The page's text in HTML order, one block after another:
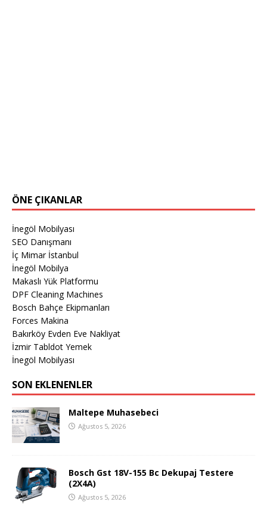
ÖNE ÇIKANLAR
İnegöl Mobilyası
SEO Danışmanı
İç Mimar İstanbul
İnegöl Mobilya
Makaslı Yük Platformu
DPF Cleaning Machines
Bosch Bahçe Ekipmanları
Forces Makina
Bakırköy Evden Eve Nakliyat
İzmir Tabldot Yemek
İnegöl Mobilyası
SON EKLENENLER
Maltepe Muhasebeci
Ağustos 5, 2026
Bosch Gst 18V-155 Bc Dekupaj Testere
(2X4A)
Ağustos 5, 2026